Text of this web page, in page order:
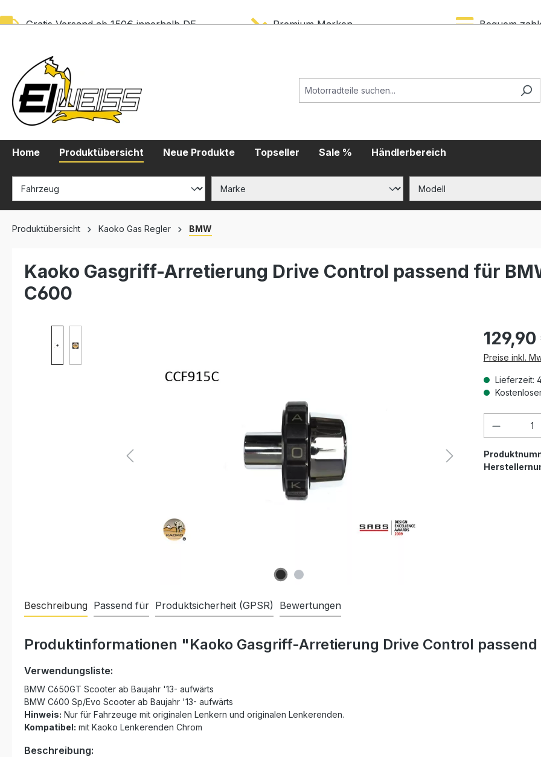
Gratis Versand ab 150€ innerhalb DE Premium Marken Bequem
Home Produktübersicht Neue Produkte Topseller Sale % Händlerbereich
Produktübersicht Kaoko Gas Regler BMW
Kaoko Gasgriff-Arretierung Drive Control passend für
C600
Preise inkl.
Lieferzeit:
Beschreibung Passend für Produktsicherheit (GPSR) Bewertungen
Produktinformationen "Kaoko Gasgriff-Arretierung Drive Control
Verwendungsliste:
BMW C650GT Scooter ab Baujahr '13- aufwärts
BMW C600 Sp/Evo Scooter ab Baujahr '13- aufwärts
Hinweis: Nur für Fahrzeuge mit originalen Lenkern und originalen Lenkerenden.
Kompatibel: mit Kaoko Lenkerenden Chrom
Beschreibung: